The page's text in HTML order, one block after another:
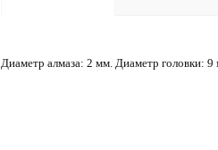
Диаметр алмаза: 2 мм. Диаметр головки: